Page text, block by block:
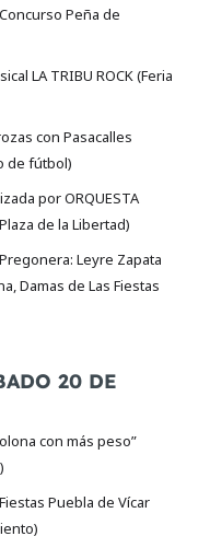
Peña de
LA TRIBU ROCK (Feria
con Pasacalles
de fútbol)
por ORQUESTA
de la Libertad)
Leyre Zapata
Damas de Las Fiestas
20 DE
con más peso”
Puebla de Vícar